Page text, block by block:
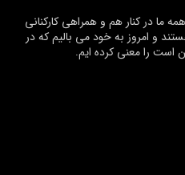
ما در کنار هم و همراهی کارکنانی
و امروز به خود می بالیم که در
است را معنی کرده ایم.